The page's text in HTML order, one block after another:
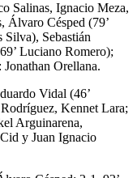
Salinas, Ignacio Meza,
Álvaro Césped (79’
Silva), Sebastián
Luciano Romero);
Orellana.
Vidal (46’
Kennet Lara;
Arguinarena,
y Juan Ignacio